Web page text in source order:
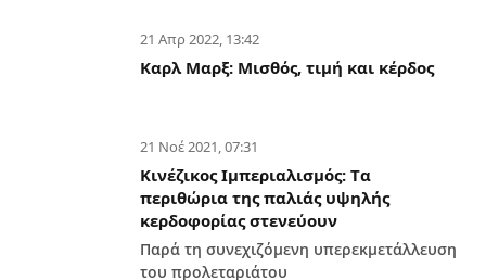
21 Απρ 2022, 13:42
Καρλ Μαρξ: Μισθός, τιμή και κέρδος
21 Νοέ 2021, 07:31
Κινέζικος Ιμπεριαλισμός: Tα
περιθώρια της παλιάς υψηλής
κερδοφορίας στενεύουν
Παρά τη συνεχιζόμενη υπερεκμετάλλευση
του προλεταριάτου